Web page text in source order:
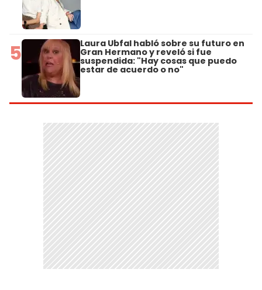
5 Laura Ubfal habló sobre su futuro en
Gran Hermano y reveló si fue
suspendida: "Hay cosas que puedo
estar de acuerdo o no"